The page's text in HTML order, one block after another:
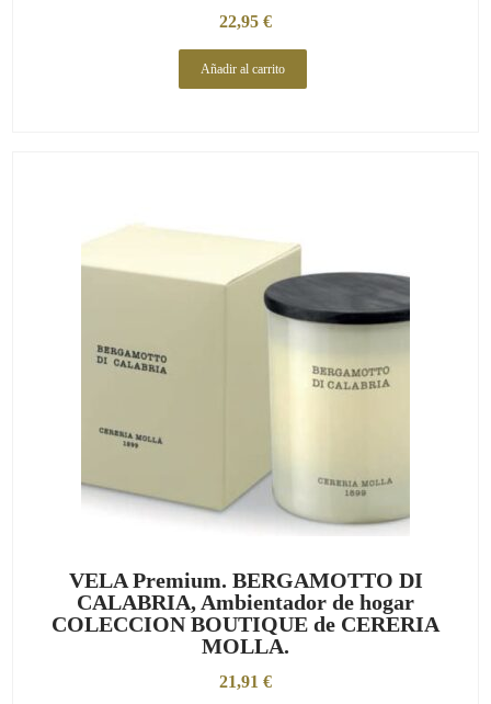
22,95 €
Añadir al carrito
VELA Premium. BERGAMOTTO DI
CALABRIA, Ambientador de hogar
COLECCION BOUTIQUE de CERERIA
MOLLA.
21,91 €